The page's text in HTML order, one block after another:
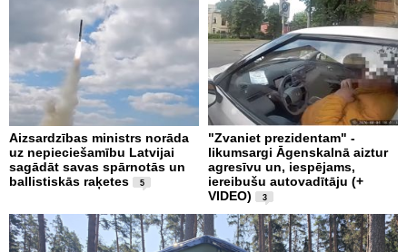
Aizsardzības ministrs norāda
uz nepieciešamību Latvijai
sagādāt savas spārnotās un
ballistiskās raķetes
5
"Zvaniet prezidentam" -
likumsargi Āgenskalnā aiztur
agresīvu un, iespējams,
iereibušu autovadītāju (+
VIDEO)
3